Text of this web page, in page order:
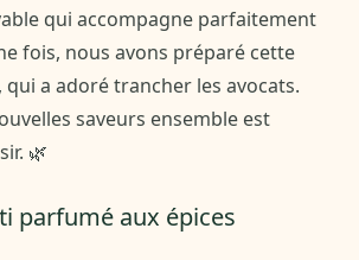
qui accompagne parfaitement
fois, nous avons préparé cette
qui a adoré trancher les avocats.
saveurs ensemble est
🌿
parfumé aux épices